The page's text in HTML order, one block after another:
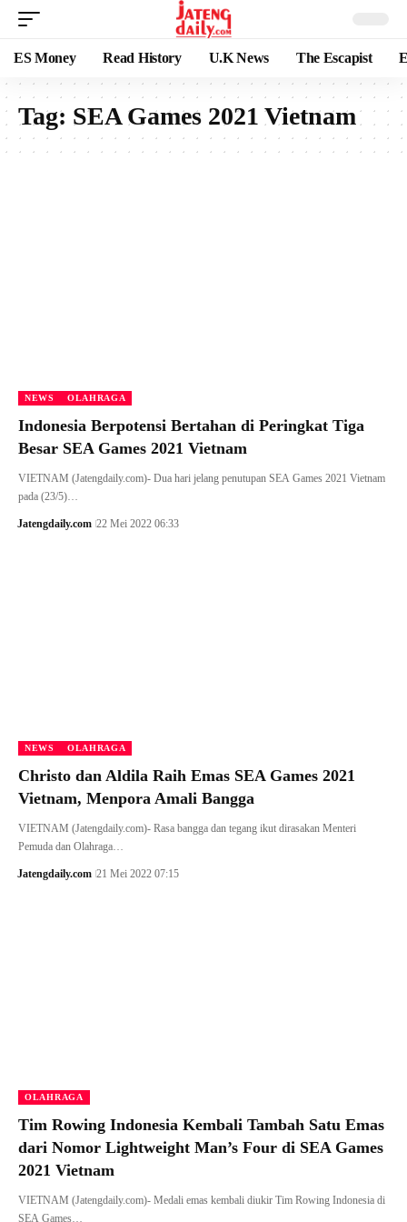
ES Money Read History U.K News The Escapist
Tag: SEA Games 2021 Vietnam
NEWS OLAHRAGA
Indonesia Berpotensi Bertahan di Peringkat Tiga
Besar SEA Games 2021 Vietnam
VIETNAM (Jatengdaily.com)- Dua hari jelang penutupan SEA Games 2021 Vietnam
pada (23/5)…
Jatengdaily.com 22 Mei 2022 06:33
NEWS OLAHRAGA
Christo dan Aldila Raih Emas SEA Games 2021
Vietnam, Menpora Amali Bangga
VIETNAM (Jatengdaily.com)- Rasa bangga dan tegang ikut dirasakan Menteri
Pemuda dan Olahraga…
Jatengdaily.com 21 Mei 2022 07:15
OLAHRAGA
Tim Rowing Indonesia Kembali Tambah Satu Emas
dari Nomor Lightweight Man’s Four di SEA Games
2021 Vietnam
VIETNAM (Jatengdaily.com)- Medali emas kembali diukir Tim Rowing Indonesia di
SEA Games…